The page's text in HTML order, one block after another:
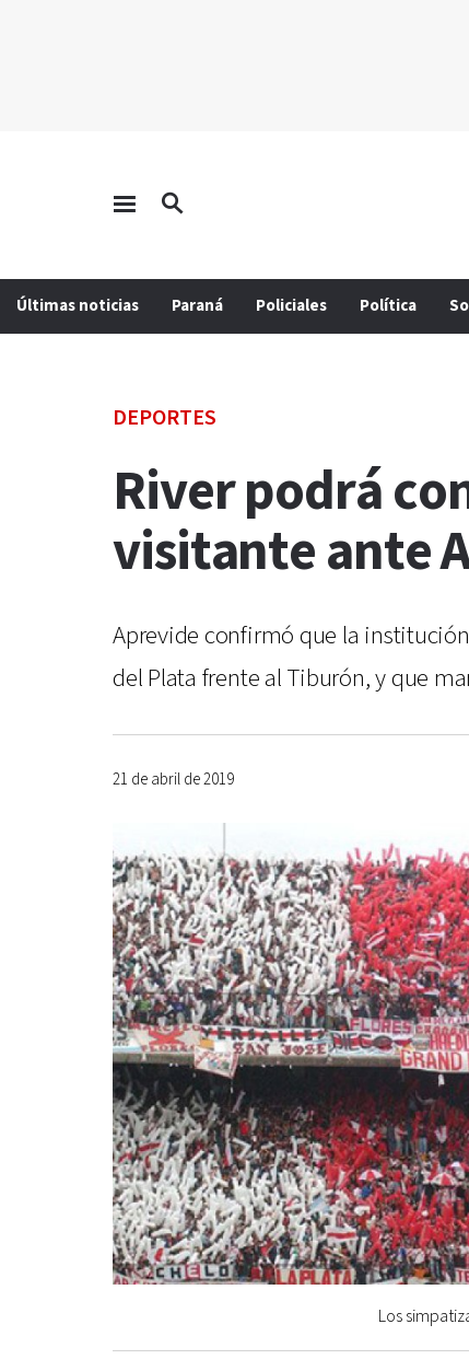
Últimas noticias Paraná Policiales Política
DEPORTES
River podrá
visitante ante
Aprevide confirmó que la
del Plata frente al Tiburón, y que
21 de abril de 2019
Los